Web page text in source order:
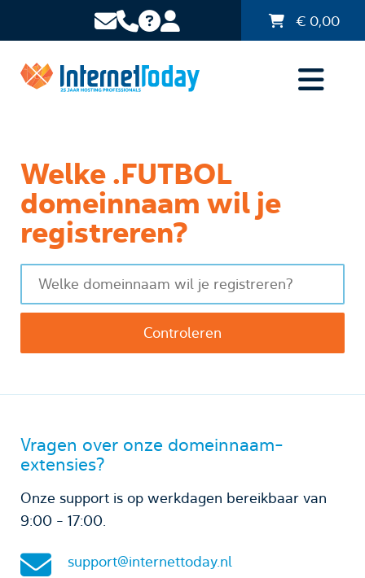
€ 0,00
Welke .FUTBOL
domeinnaam wil je
registreren?
Vragen over onze domeinnaam-
extensies?
Onze support is op werkdagen bereikbaar van
9:00 - 17:00.
support@internettoday.nl